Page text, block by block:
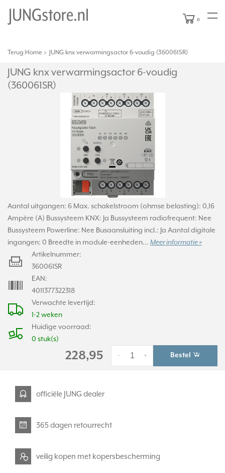
0
Terug Home JUNG knx verwarmingsactor 6-voudig (360061SR)
JUNG knx verwarmingsactor 6-voudig
(360061SR)
Aantal uitgangen: 6 Max. schakelstroom (ohmse belasting): 0,16
Ampère (A) Bussysteem KNX: Ja Bussysteem radiofrequent: Nee
Bussysteem Powerline: Nee Busaansluiting incl.: Ja Aantal digitale
ingangen: 0 Breedte in module-eenheden... Meer informatie »
Verwachte levertijd:
1-2 weken
Huidige voorraad:
0 stuk(s)
Artikelnummer:
360061SR
EAN:
4011377322318
228,95 +
- Bestel
officiële JUNG dealer
365 dagen retourrecht
veilig kopen met kopersbescherming